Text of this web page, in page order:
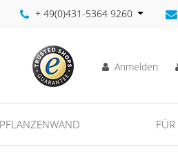
+ 49(0)431-5364 9260
Anmelden
PFLANZENWAND